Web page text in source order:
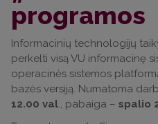
programos
Informacinių technologijų
perkelti visą VU informacinę
operacinės sistemos
bazės versiją. Numatoma
12.00 val., pabaiga – spalio